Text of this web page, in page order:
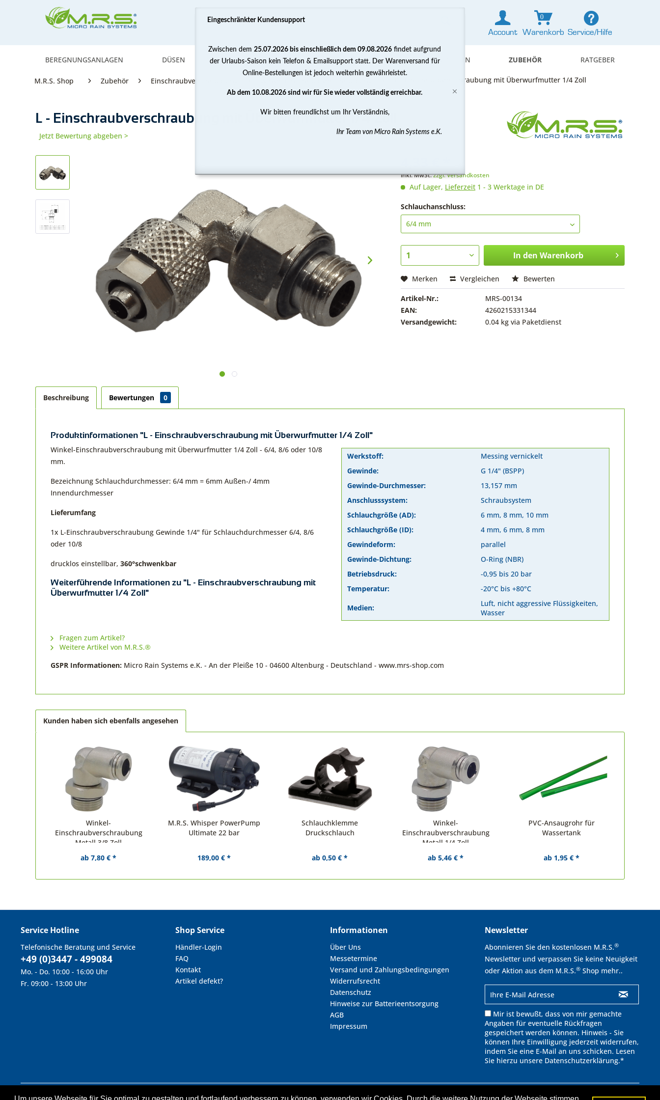
Service/Hilfe
Account
0
Warenkorb
BEREGNUNGSANLAGEN DÜSEN PUMPEN WASSERAUFBEREITUNG MESSEN & REGELN ZUBEHÖR RATGEBER
M.R.S. Shop Zubehör Einschraubverschraubung L - Einschraubverschraubung mit Überwurfmutter 1/4 Zoll
L - Einschraubverschraubung mit Überwurfmutter 1/4 Zoll
Jetzt Bewertung abgeben >
inkl. MwSt.zzgl. Versandkosten
Auf Lager, Lieferzeit 1 - 3 Werktage in DE
Schlauchanschluss:
In den Warenkorb
Merken Vergleichen Bewerten
Artikel-Nr.:
MRS-00134
EAN:
4260215331344
Versandgewicht:
0.04 kg via Paketdienst
Beschreibung Bewertungen 0
Produktinformationen "L - Einschraubverschraubung mit Überwurfmutter 1/4 Zoll"
Werkstoff:
Messing vernickelt
Gewinde:
G 1/4" (BSPP)
Gewinde-Durchmesser:
13,157 mm
Anschlusssystem:
Schraubsystem
Schlauchgröße (AD):
6 mm, 8 mm, 10 mm
Schlauchgröße (ID):
4 mm, 6 mm, 8 mm
Gewindeform:
parallel
Gewinde-Dichtung:
O-Ring (NBR)
Betriebsdruck:
-0,95 bis 20 bar
Temperatur:
-20°C bis +80°C
Medien:
Luft, nicht aggressive Flüssigkeiten,
Wasser
Winkel-Einschraubverschraubung mit Überwurfmutter 1/4 Zoll - 6/4, 8/6 oder 10/8
mm.
Bezeichnung Schlauchdurchmesser: 6/4 mm = 6mm Außen-/ 4mm
Innendurchmesser
Lieferumfang
1x L-Einschraubverschraubung Gewinde 1/4" für Schlauchdurchmesser 6/4, 8/6
oder 10/8
drucklos einstellbar, 360°schwenkbar
Weiterführende Informationen zu "L - Einschraubverschraubung mit
Überwurfmutter 1/4 Zoll"
Fragen zum Artikel?
Weitere Artikel von M.R.S.®
GSPR Informationen: Micro Rain Systems e.K. - An der Pleiße 10 - 04600 Altenburg - Deutschland - www.mrs-shop.com
Kunden haben sich ebenfalls angesehen
Winkel-
Einschraubverschraubung
Metall 3/8 Zoll
ab 7,80 € *
M.R.S. Whisper PowerPump
Ultimate 22 bar
189,00 € *
Schlauchklemme
Druckschlauch
ab 0,50 € *
Winkel-
Einschraubverschraubung
Metall 1/4 Zoll
ab 5,46 € *
PVC-Ansaugrohr für
Wassertank
ab 1,95 € *
Service Hotline
Telefonische Beratung und Service
+49 (0)3447 - 499084
Mo. - Do. 10:00 - 16:00 Uhr
Fr. 09:00 - 13:00 Uhr
Shop Service
Händler-Login
FAQ
Kontakt
Artikel defekt?
Informationen
Über Uns
Messetermine
Versand und Zahlungsbedingungen
Widerrufsrecht
Datenschutz
Hinweise zur Batterieentsorgung
AGB
Impressum
Newsletter
Abonnieren Sie den kostenlosen M.R.S.®
Newsletter und verpassen Sie keine Neuigkeit
oder Aktion aus dem M.R.S.® Shop mehr..
Mir ist bewußt, dass von mir gemachte
Angaben für eventuelle Rückfragen
gespeichert werden können. Hinweis - Sie
können Ihre Einwilligung jederzeit widerrufen,
indem Sie eine E-Mail an uns schicken. Lesen
Sie hierzu unsere Datenschutzerklärung.*
Eingeschränkter Kundensupport
Zwischen dem 25.07.2026 bis einschließlich dem 09.08.2026 findet aufgrund
der Urlaubs-Saison kein Telefon & Emailsupport statt. Der Warenversand für
Online-Bestellungen ist jedoch weiterhin gewährleistet.
Ab dem 10.08.2026 sind wir für Sie wieder vollständig erreichbar.
Wir bitten freundlichst um Ihr Verständnis,
Ihr Team von Micro Rain Systems e.K.